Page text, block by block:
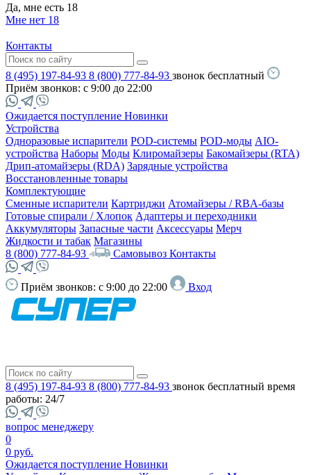
Да, мне есть 18
Мне нет 18
Контакты
8 (495) 197-84-93 8 (800) 777-84-93 звонок бесплатный
Приём звонков: с 9:00 до 22:00
Ожидается поступление Новинки
Устройства
Одноразовые испарители POD-системы POD-моды AIO-
устройства Наборы Моды Клиромайзеры Бакомайзеры (RTA)
Дрип-атомайзеры (RDA) Зарядные устройства
Восстановленные товары
Комплектующие
Сменные испарители Картриджи Атомайзеры / RBA-базы
Готовые спирали / Хлопок Адаптеры и переходники
Аккумуляторы Запасные части Аксессуары Мерч
Жидкости и табак Магазины
8 (800) 777-84-93
Самовывоз Контакты
Приём звонков: с 9:00 до 22:00 Вход
8 (495) 197-84-93 8 (800) 777-84-93 звонок бесплатный время
работы: 24/7
вопрос менеджеру
0
0 руб.
Ожидается поступление Новинки